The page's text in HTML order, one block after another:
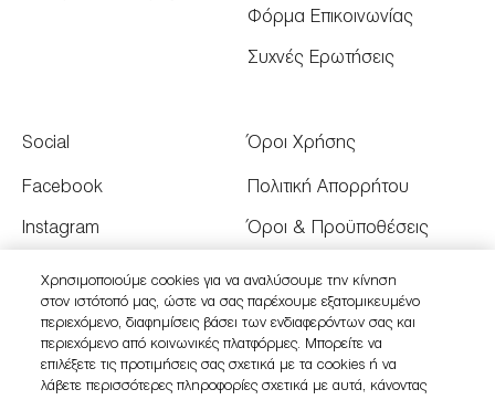
Φόρμα Επικοινωνίας
Συχνές Ερωτήσεις
Social
Facebook
Instagram
Twitter
Όροι Χρήσης
Πολιτική Απορρήτου
Όροι & Προϋποθέσεις
Διαχειριστείτε τα Cookies
του Ιστότοπου
Χρησιμοποιούμε cookies για να αναλύσουμε την κίνηση
στον ιστότοπό μας, ώστε να σας παρέχουμε εξατομικευμένο
περιεχόμενο, διαφημίσεις βάσει των ενδιαφερόντων σας και
περιεχόμενο από κοινωνικές πλατφόρμες. Μπορείτε να
επιλέξετε τις προτιμήσεις σας σχετικά με τα cookies ή να
λάβετε περισσότερες πληροφορίες σχετικά με αυτά, κάνοντας